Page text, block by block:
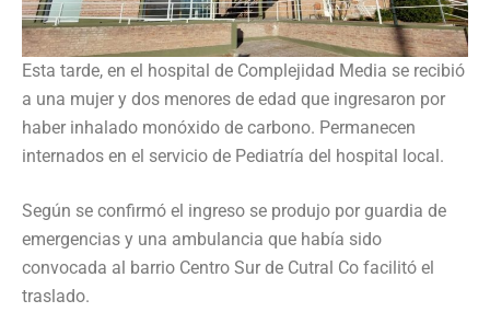
Esta tarde, en el hospital de Complejidad Media se recibió
a una mujer y dos menores de edad que ingresaron por
haber inhalado monóxido de carbono. Permanecen
internados en el servicio de Pediatría del hospital local.
Según se confirmó el ingreso se produjo por guardia de
emergencias y una ambulancia que había sido
convocada al barrio Centro Sur de Cutral Co facilitó el
traslado.